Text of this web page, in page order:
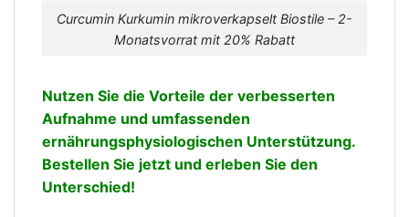
Curcumin Kurkumin mikroverkapselt Biostile – 2-
Monatsvorrat mit 20% Rabatt
Nutzen Sie die Vorteile der verbesserten
Aufnahme und umfassenden
ernährungsphysiologischen Unterstützung.
Bestellen Sie jetzt und erleben Sie den
Unterschied!